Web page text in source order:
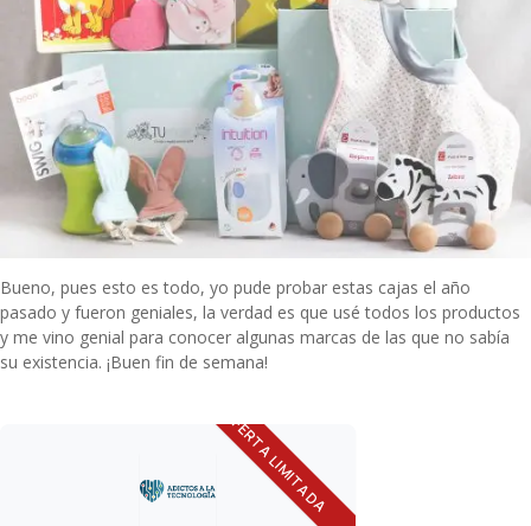
Bueno, pues esto es todo, yo pude probar estas cajas el año
pasado y fueron geniales, la verdad es que usé todos los productos
y me vino genial para conocer algunas marcas de las que no sabía
su existencia. ¡Buen fin de semana!
OFERTA LIMITADA